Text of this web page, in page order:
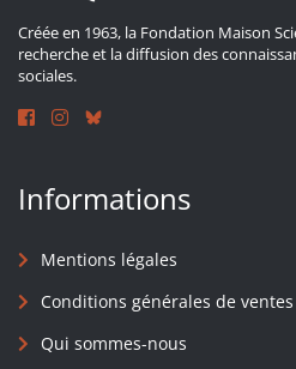
Créée en 1963, la Fondation Maison
recherche et la diffusion des
sociales.
Informations
Mentions légales
Conditions générales de ventes
Qui sommes-nous